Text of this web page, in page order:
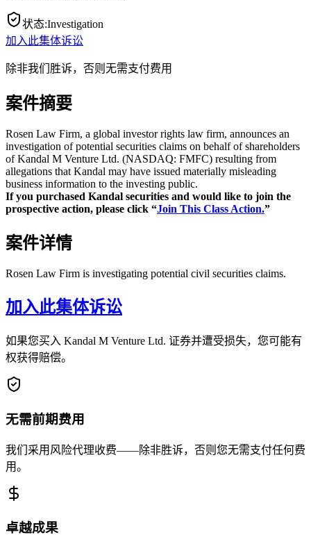
状态:Investigation
加入此集体诉讼
除非我们胜诉，否则无需支付费用
案件摘要
Rosen Law Firm, a global investor rights law firm, announces an
investigation of potential securities claims on behalf of shareholders
of Kandal M Venture Ltd. (NASDAQ: FMFC) resulting from
allegations that Kandal may have issued materially misleading
business information to the investing public.
If you purchased Kandal securities and would like to join the
prospective action, please click “Join This Class Action.”
案件详情
Rosen Law Firm is investigating potential civil securities claims.
加入此集体诉讼
如果您买入 Kandal M Venture Ltd. 证券并遭受损失，您可能有
权获得赔偿。
无需前期费用
我们采用风险代理收费——除非胜诉，否则您无需支付任何费
用。
卓越成果